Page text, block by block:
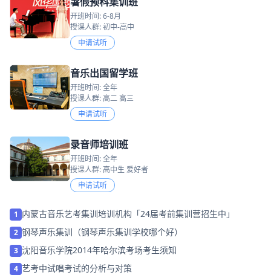
开班时间: 6-8月
授课人群: 初中-高中
申请试听
音乐出国留学班
开班时间: 全年
授课人群: 高二 高三
申请试听
录音师培训班
开班时间: 全年
授课人群: 高中生 爱好者
申请试听
1 内蒙古音乐艺考集训培训机构「24届考前集训营招生中」
2 钢琴声乐集训（钢琴声乐集训学校哪个好）
3 沈阳音乐学院2014年哈尔滨考场考生须知
4 艺考中试唱考试的分析与对策